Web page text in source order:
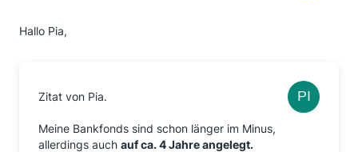
Hallo Pia,
Zitat von Pia.
Meine Bankfonds sind schon länger im Minus,
allerdings auch auf ca. 4 Jahre angelegt.